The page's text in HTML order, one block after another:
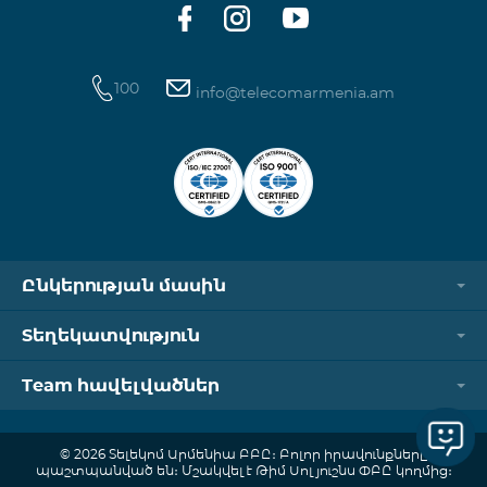
100 info@telecomarmenia.am
Ընկերության մասին
Տեղեկատվություն
Team հավելվածներ
© 2026 Տելեկոմ Արմենիա ԲԲԸ։ Բոլոր իրավունքները
պաշտպանված են։ Մշակվել է Թիմ Սոլյուշնս ՓԲԸ կողմից։